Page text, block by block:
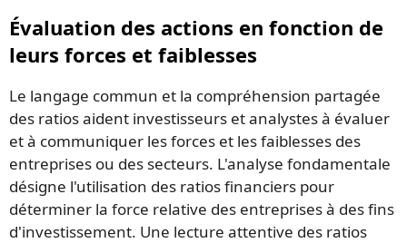
Évaluation des actions en fonction de
leurs forces et faiblesses
Le langage commun et la compréhension partagée
des ratios aident investisseurs et analystes à évaluer
et à communiquer les forces et les faiblesses des
entreprises ou des secteurs. L'analyse fondamentale
désigne l'utilisation des ratios financiers pour
déterminer la force relative des entreprises à des fins
d'investissement. Une lecture attentive des ratios